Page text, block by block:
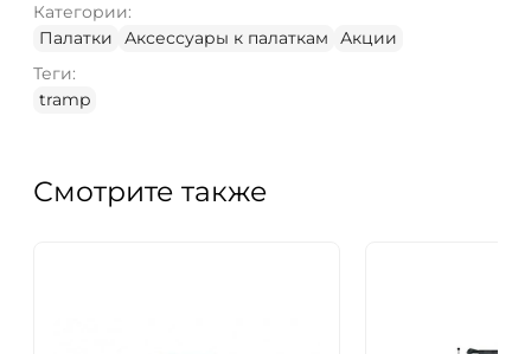
Категории:
Палатки
Аксессуары к палаткам
Акции
Теги:
tramp
Смотрите также